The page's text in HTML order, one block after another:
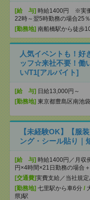
[給 与] 時給1400円 ※実働
22時～翌5時勤務の場合25
[勤務地] 南船橋駅から徒歩
人気イベントも！好
ッフ☆来社不要！働
い/T1[アルバイト]
[給 与] 日給13,000円～
[勤務地] 東京都豊島区南池
【未経験OK】【服
ング・シール貼り｜
[給 与] 時給1400円／月収
円×4時間×21日勤務の場合
[交通費]実費支給／当社規定
[勤務地] 七里駅から車6分 /
県)駅